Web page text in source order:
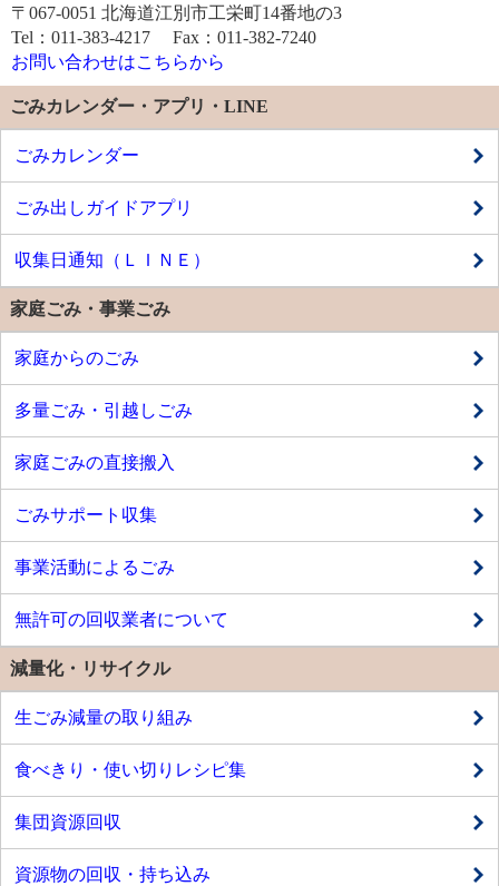
〒067-0051 北海道江別市工栄町14番地の3
Tel：011-383-4217 Fax：011-382-7240
お問い合わせはこちらから
ごみカレンダー・アプリ・LINE
ごみカレンダー
ごみ出しガイドアプリ
収集日通知（ＬＩＮＥ）
家庭ごみ・事業ごみ
家庭からのごみ
多量ごみ・引越しごみ
家庭ごみの直接搬入
ごみサポート収集
事業活動によるごみ
無許可の回収業者について
減量化・リサイクル
生ごみ減量の取り組み
食べきり・使い切りレシピ集
集団資源回収
資源物の回収・持ち込み